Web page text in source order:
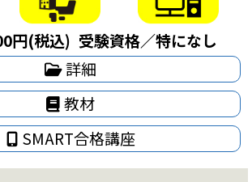
円(税込) 受験資格／特になし
詳細
教材
SMART合格講座